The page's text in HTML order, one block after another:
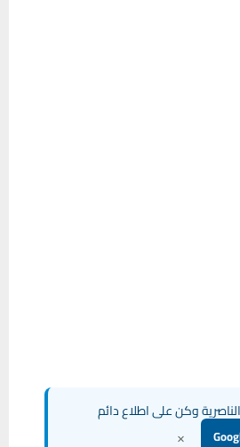
وكن على اطلاع دائم
×